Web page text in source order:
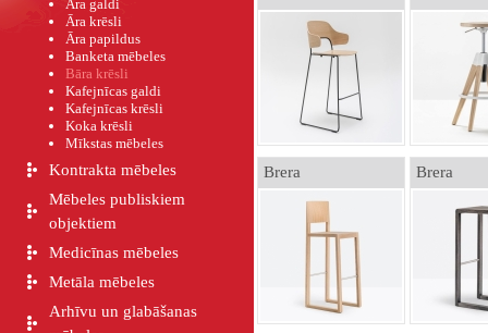
Āra galdi
Āra krēsli
Āra papildus
Banketa mēbeles
Bāra krēsli
Kafejnīcas galdi
Kafejnīcas krēsli
Koka krēsli
Mīkstas mēbeles
Kontrakta mēbeles
Mēbeles publiskiem
objektiem
Medicīnas mēbeles
Metāla mēbeles
Arhīvu un glabāšanas
Brera Brera